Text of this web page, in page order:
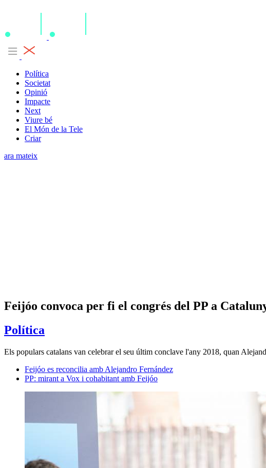
Política
Societat
Opinió
Impacte
Next
Viure bé
El Món de la Tele
Criar
ara mateix
Feijóo convoca per fi el congrés del PP a
Política
Els populars catalans van celebrar el seu últim conclave l'any 2018, quan
Feijóo es reconcilia amb Alejandro Fernández
PP: mirant a Vox i cohabitant amb Feijóo